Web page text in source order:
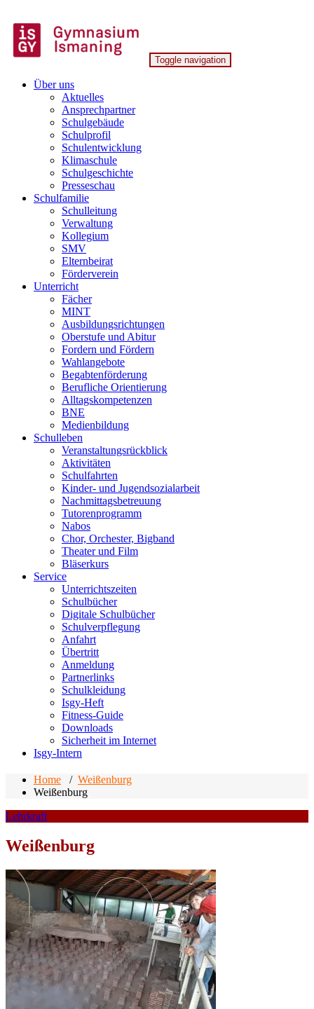
to
content
Gymnasium Ismaning
Toggle navigation
Über uns
Aktuelles
Ansprechpartner
Schulgebäude
Schulprofil
Schulentwicklung
Klimaschule
Schulgeschichte
Presseschau
Schulfamilie
Schulleitung
Verwaltung
Kollegium
SMV
Elternbeirat
Förderverein
Unterricht
Fächer
MINT
Ausbildungsrichtungen
Oberstufe und Abitur
Fordern und Fördern
Wahlangebote
Begabtenförderung
Berufliche Orientierung
Alltagskompetenzen
BNE
Medienbildung
Schulleben
Veranstaltungsrückblick
Aktivitäten
Schulfahrten
Kinder- und Jugendsozialarbeit
Nachmittagsbetreuung
Tutorenprogramm
Nabos
Chor, Orchester, Bigband
Theater und Film
Bläserkurs
Service
Unterrichtszeiten
Schulbücher
Digitale Schulbücher
Schulverpflegung
Anfahrt
Übertritt
Anmeldung
Partnerlinks
Schulkleidung
Isgy-Heft
Fitness-Guide
Downloads
Sicherheit im Internet
Isgy-Intern
Home / Weißenburg
Weißenburg
Lehrkraft
Weißenburg